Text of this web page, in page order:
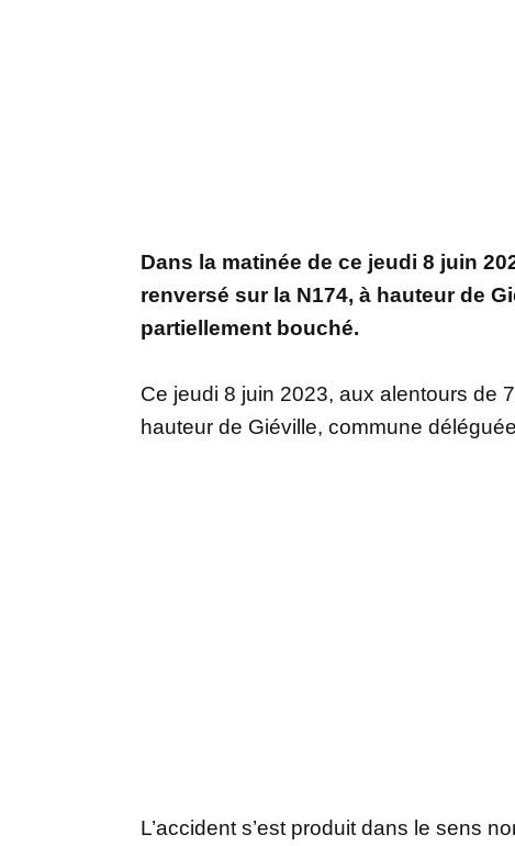
Dans la matinée de ce jeudi 8 juin
renversé sur la N174, à hauteur de
partiellement bouché.
Ce jeudi 8 juin 2023, aux alentours de
hauteur de Giéville, commune
L’accident s’est produit dans le sens